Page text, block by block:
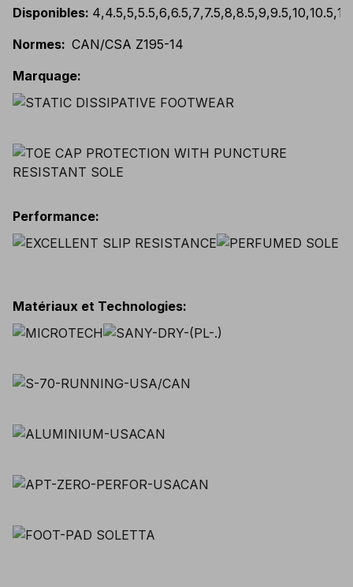
Disponibles: 4,4.5,5,5.5,6,6.5,7,7.5,8,8.5,9,9.5,10,10.5,11
Normes: CAN/CSA Z195-14
Marquage:
Performance:
Matériaux et Technologies: